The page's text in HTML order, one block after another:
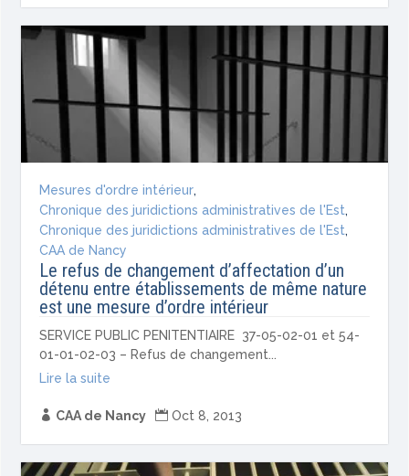
Mesures d'ordre intérieur,
Chronique des juridictions administratives de l'Est,
Chronique des juridictions administratives de l'Est,
CAA de Nancy
Le refus de changement d’affectation d’un
détenu entre établissements de même nature
est une mesure d’ordre intérieur
SERVICE PUBLIC PENITENTIAIRE 37-05-02-01 et 54-
01-01-02-03 – Refus de changement...
Lire la suite
 CAA de Nancy  Oct 8, 2013